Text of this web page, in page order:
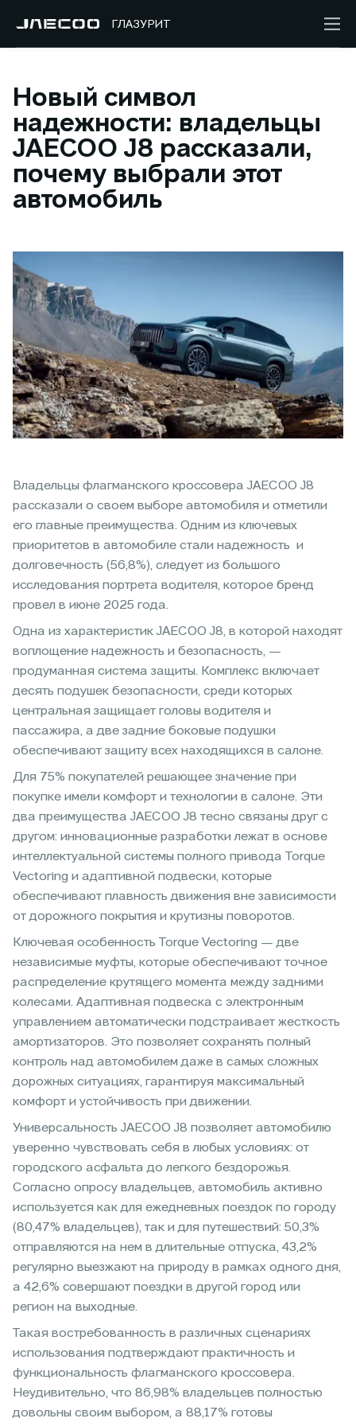
ГЛАЗУРИТ
Новый символ
надежности: владельцы
JAECOO J8 рассказали,
почему выбрали этот
автомобиль
Владельцы флагманского кроссовера JAECOO J8
рассказали о своем выборе автомобиля и отметили
его главные преимущества. Одним из ключевых
приоритетов в автомобиле стали надежность и
долговечность (56,8%), следует из большого
исследования портрета водителя, которое бренд
провел в июне 2025 года.
Одна из характеристик JAECOO J8, в которой находят
воплощение надежность и безопасность, —
продуманная система защиты. Комплекс включает
десять подушек безопасности, среди которых
центральная защищает головы водителя и
пассажира, а две задние боковые подушки
обеспечивают защиту всех находящихся в салоне.
Для 75% покупателей решающее значение при
покупке имели комфорт и технологии в салоне. Эти
два преимущества JAECOO J8 тесно связаны друг с
другом: инновационные разработки лежат в основе
интеллектуальной системы полного привода Torque
Vectoring и адаптивной подвески, которые
обеспечивают плавность движения вне зависимости
от дорожного покрытия и крутизны поворотов.
Ключевая особенность Torque Vectoring — две
независимые муфты, которые обеспечивают точное
распределение крутящего момента между задними
колесами. Адаптивная подвеска с электронным
управлением автоматически подстраивает жесткость
амортизаторов. Это позволяет сохранять полный
контроль над автомобилем даже в самых сложных
дорожных ситуациях, гарантируя максимальный
комфорт и устойчивость при движении.
Универсальность JAECOO J8 позволяет автомобилю
уверенно чувствовать себя в любых условиях: от
городского асфальта до легкого бездорожья.
Согласно опросу владельцев, автомобиль активно
используется как для ежедневных поездок по городу
(80,47% владельцев), так и для путешествий: 50,3%
отправляются на нем в длительные отпуска, 43,2%
регулярно выезжают на природу в рамках одного дня,
а 42,6% совершают поездки в другой город или
регион на выходные.
Такая востребованность в различных сценариях
использования подтверждают практичность и
функциональность флагманского кроссовера.
Неудивительно, что 86,98% владельцев полностью
довольны своим выбором, а 88,17% готовы